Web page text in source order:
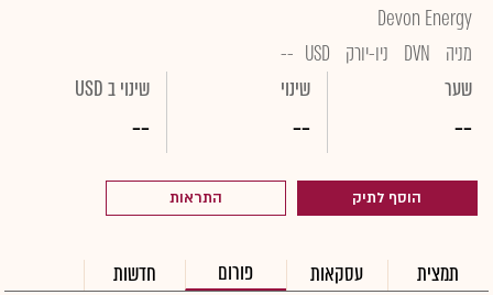
Devon Energy
מניה
DVN ניו-יורק USD
--
שער
--
שינוי
--
שינוי ב USD
--
הוסף לתיק התראות
תמצית עסקאות פורום חדשות